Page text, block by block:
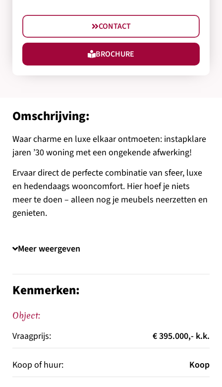
CONTACT
BROCHURE
Omschrijving:
Waar charme en luxe elkaar ontmoeten: instapklare
jaren ’30 woning met een ongekende afwerking!
Ervaar direct de perfecte combinatie van sfeer, luxe
en hedendaags wooncomfort. Hier hoef je niets
meer te doen – alleen nog je meubels neerzetten en
genieten.
doorzonwoonkamer met vloerverwarming en
heerlijke plek om te ontspannen of gasten te
ontvangen.
eyecatcher en van alle gemakken voorzien – ideaal
Met drie ruime slaapkamers en een moderne
badkamer biedt deze woning volop ruimte voor een
gezin, thuiswerkers of gasten. Alles is tot in de
Meer weergeven
Kenmerken:
Object:
Vraagprijs: € 395.000,- k.k.
Koop of huur: Koop